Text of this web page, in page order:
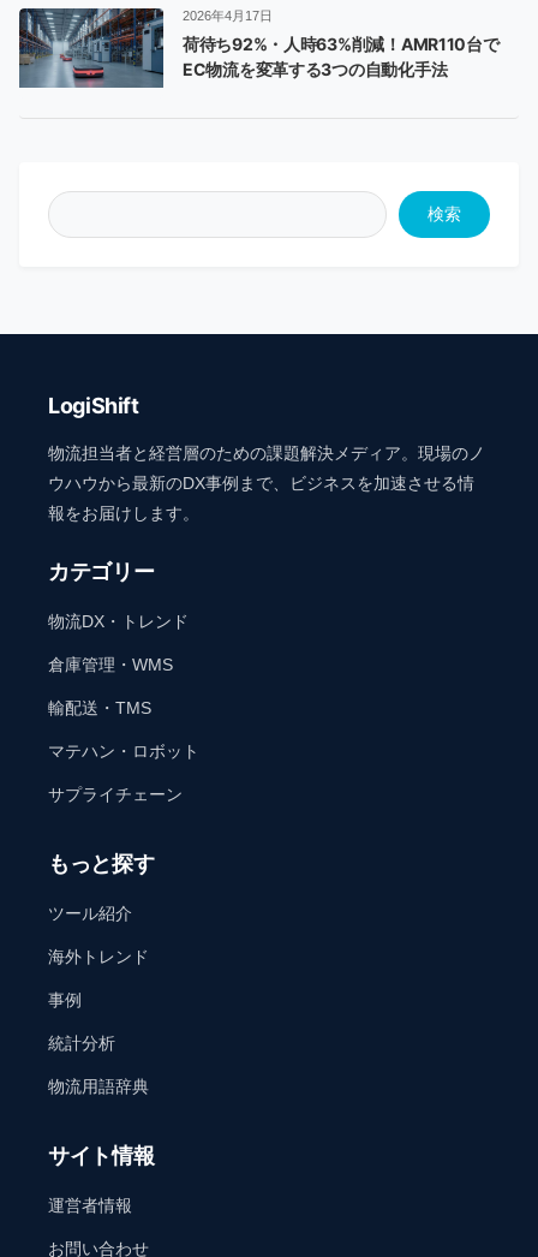
2026年4月17日
荷待ち92%・人時63%削減！AMR110台で
EC物流を変革する3つの自動化手法
検索
LogiShift
物流担当者と経営層のための課題解決メディア。現場のノ
ウハウから最新のDX事例まで、ビジネスを加速させる情
報をお届けします。
カテゴリー
物流DX・トレンド
倉庫管理・WMS
輸配送・TMS
マテハン・ロボット
サプライチェーン
もっと探す
ツール紹介
海外トレンド
事例
統計分析
物流用語辞典
サイト情報
運営者情報
お問い合わせ